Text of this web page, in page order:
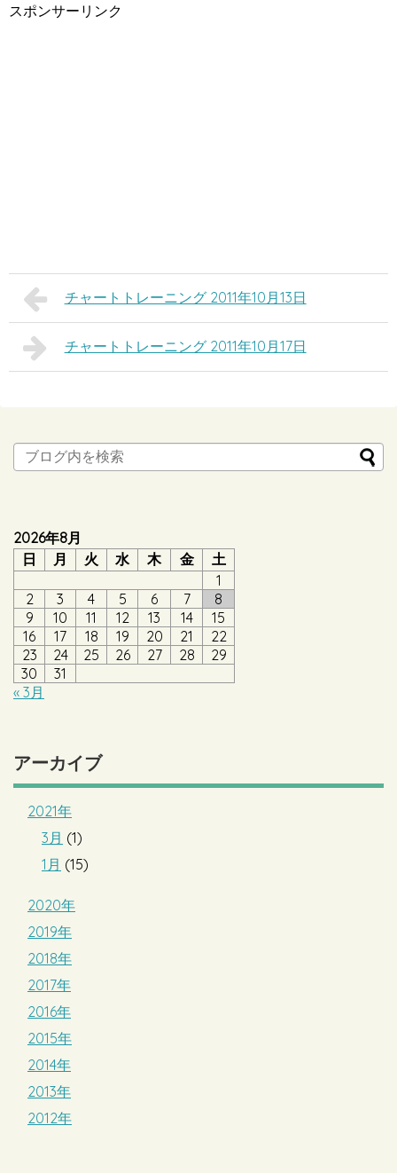
スポンサーリンク
チャートトレーニング 2011年10月13日
チャートトレーニング 2011年10月17日
2026年8月
日
月 火 水 木 金
土
1
2
3 4 5 6 7
8
9
10 11 12 13 14
15
16
17 18 19 20 21
22
23
24 25 26 27 28
29
30
31
« 3月
アーカイブ
2021年
3月 (1)
1月 (15)
2020年
2019年
2018年
2017年
2016年
2015年
2014年
2013年
2012年